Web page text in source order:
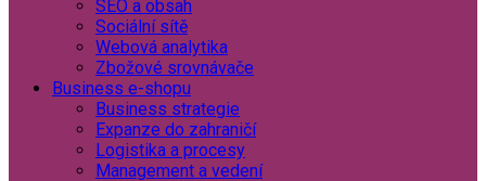
SEO a obsah
Sociální sítě
Webová analytika
Zbožové srovnávače
Business e-shopu
Business strategie
Expanze do zahraničí
Logistika a procesy
Management a vedení